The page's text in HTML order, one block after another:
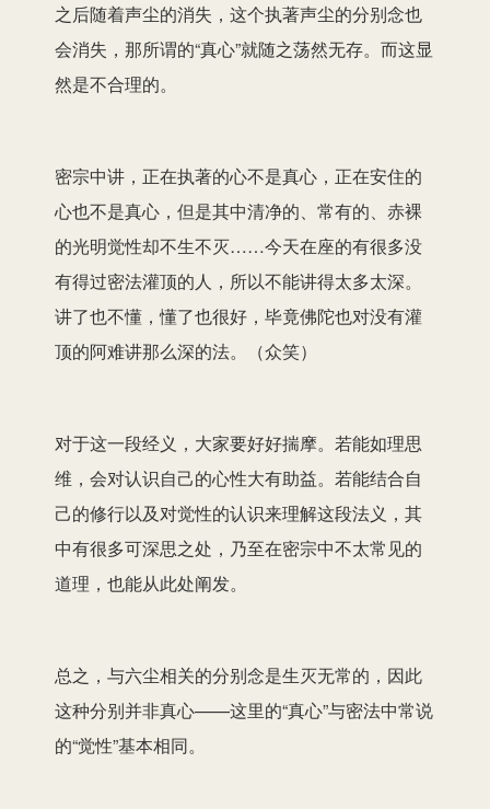
之后随着声尘的消失，这个执著声尘的分别念也
会消失，那所谓的“真心”就随之荡然无存。而这显
然是不合理的。
密宗中讲，正在执著的心不是真心，正在安住的
心也不是真心，但是其中清净的、常有的、赤裸
的光明觉性却不生不灭……今天在座的有很多没
有得过密法灌顶的人，所以不能讲得太多太深。
讲了也不懂，懂了也很好，毕竟佛陀也对没有灌
顶的阿难讲那么深的法。（众笑）
对于这一段经义，大家要好好揣摩。若能如理思
维，会对认识自己的心性大有助益。若能结合自
己的修行以及对觉性的认识来理解这段法义，其
中有很多可深思之处，乃至在密宗中不太常见的
道理，也能从此处阐发。
总之，与六尘相关的分别念是生灭无常的，因此
这种分别并非真心——这里的“真心”与密法中常说
的“觉性”基本相同。